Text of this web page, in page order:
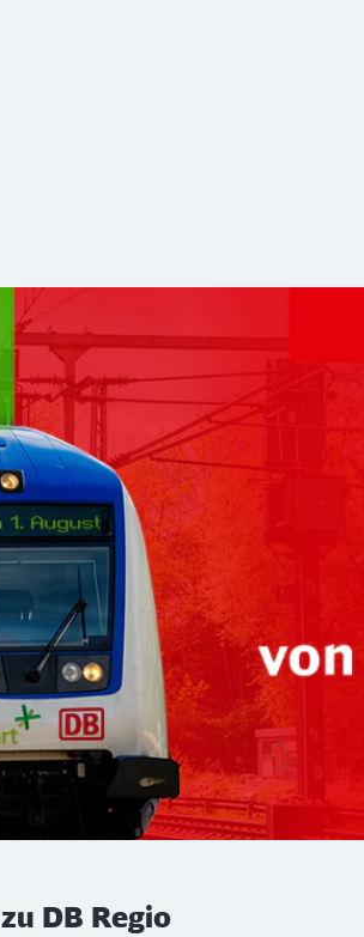
Regio
Für Sie bleibt der Alltag in
DB Regio